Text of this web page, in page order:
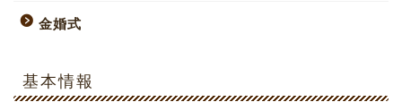
金婚式
基本情報